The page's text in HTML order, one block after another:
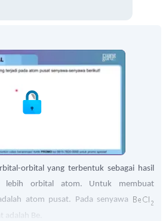
orbital yang terbentuk sebagai hasil
lebih orbital atom. Untuk membuat
atom pusat. Pada senyawa
adalah Be.